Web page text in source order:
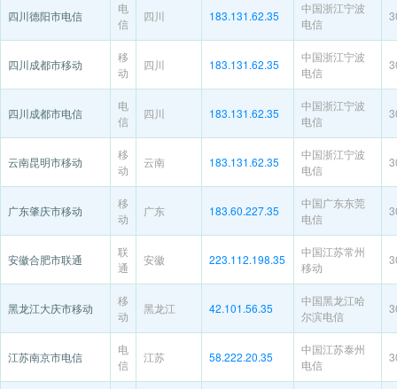
四川德阳市电信
电
信
四川 183.131.62.35
中国浙江宁波
电信
四川成都市移动
移
动
四川 183.131.62.35
中国浙江宁波
电信
四川成都市电信
电
信
四川 183.131.62.35
中国浙江宁波
电信
云南昆明市移动
移
动
云南 183.131.62.35
中国浙江宁波
电信
广东肇庆市移动
移
动
广东 183.60.227.35
中国广东东莞
电信
安徽合肥市联通
联
通
安徽 223.112.198.35
中国江苏常州
移动
黑龙江大庆市移动
移
动
黑龙江 42.101.56.35
中国黑龙江哈
尔滨电信
江苏南京市电信
电
信
江苏 58.222.20.35
中国江苏泰州
电信